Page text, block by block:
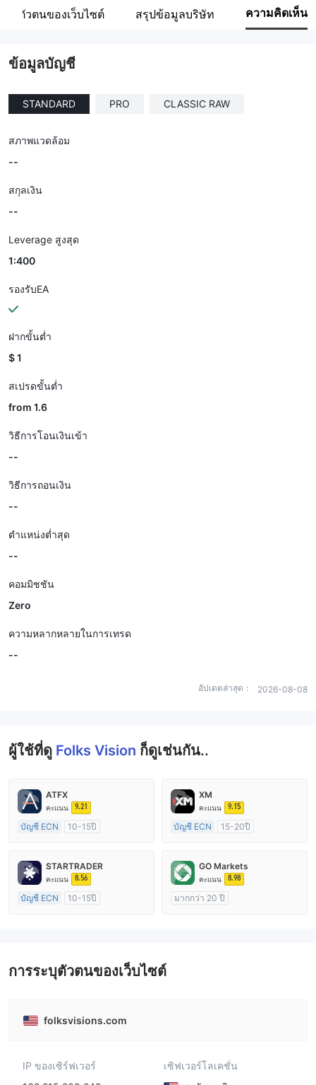
ชื่อบริษัท
ะบุตัวตนของเว็บไซต์ สรุปข้อมูลบริษัท ความคิดเห็น
ข้อมูลบัญชี
STANDARD PRO CLASSIC RAW
สภาพแวดล้อม
--
สกุลเงิน
--
Leverage สูงสุด
1:400
รองรับEA
ฝากขั้นต่ำ
$ 1
สเปรดขั้นต่ำ
from 1.6
วิธีการโอนเงินเข้า
--
วิธีการถอนเงิน
--
ตำแหน่งต่ำสุด
--
คอมมิชชัน
Zero
ความหลากหลายในการเทรด
--
อัปเดตล่าสุด： 2026-08-08
ผู้ใช้ที่ดู Folks Vision ก็ดูเช่นกัน..
ATFX
คะแนน 9.21
บัญชี ECN
10-15ปี
ใบอนุญาต MT4 แบบเต็ม
XM
คะแนน 9.15
บัญชี ECN
15-20ปี
ใบอนุญาต MT4 แบบเต็ม
STARTRADER
คะแนน 8.56
บัญชี ECN
10-15ปี
GO Markets
คะแนน 8.98
มากกว่า 20 ปี
การระบุตัวตนของเว็บไซต์
folksvisions.com
IP ของเซิร์ฟเวอร์
เซิฟเวอร์โลเคชั่น